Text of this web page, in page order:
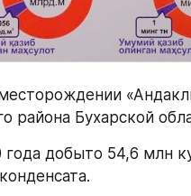
района Бухарской
добыто 54,6 млн